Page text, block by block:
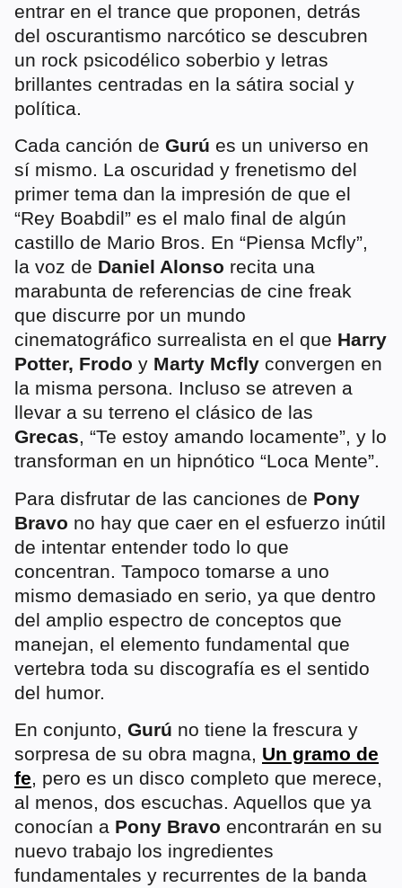
entrar en el trance que proponen, detrás
del oscurantismo narcótico se descubren
un rock psicodélico soberbio y letras
brillantes centradas en la sátira social y
política.
Cada canción de Gurú es un universo en
sí mismo. La oscuridad y frenetismo del
primer tema dan la impresión de que el
“Rey Boabdil” es el malo final de algún
castillo de Mario Bros. En “Piensa Mcfly”,
la voz de Daniel Alonso recita una
marabunta de referencias de cine freak
que discurre por un mundo
cinematográfico surrealista en el que Harry
Potter, Frodo y Marty Mcfly convergen en
la misma persona. Incluso se atreven a
llevar a su terreno el clásico de las
Grecas, “Te estoy amando locamente”, y lo
transforman en un hipnótico “Loca Mente”.
Para disfrutar de las canciones de Pony
Bravo no hay que caer en el esfuerzo inútil
de intentar entender todo lo que
concentran. Tampoco tomarse a uno
mismo demasiado en serio, ya que dentro
del amplio espectro de conceptos que
manejan, el elemento fundamental que
vertebra toda su discografía es el sentido
del humor.
En conjunto, Gurú no tiene la frescura y
sorpresa de su obra magna, Un gramo de
fe, pero es un disco completo que merece,
al menos, dos escuchas. Aquellos que ya
conocían a Pony Bravo encontrarán en su
nuevo trabajo los ingredientes
fundamentales y recurrentes de la banda